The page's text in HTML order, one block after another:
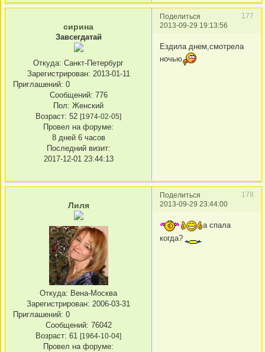
Поделиться
177
2013-09-29 19:13:56
сирина
Завсегдатай
Откуда: Санкт-Петербург
Зарегистрирован: 2013-01-11
Приглашений: 0
Сообщений: 776
Пол: Женский
Возраст: 52 [1974-02-05]
Провел на форуме:
8 дней 6 часов
Последний визит:
2017-12-01 23:44:13
Ездила днем,смотрела
ночью
Поделиться
178
2013-09-29 23:44:00
Лиля
Откуда: Вена-Москва
Зарегистрирован: 2006-03-31
Приглашений: 0
Сообщений: 76042
Возраст: 61 [1964-10-04]
Провел на форуме:
а спала
когда?